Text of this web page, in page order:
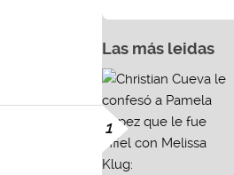
Las más leidas
1